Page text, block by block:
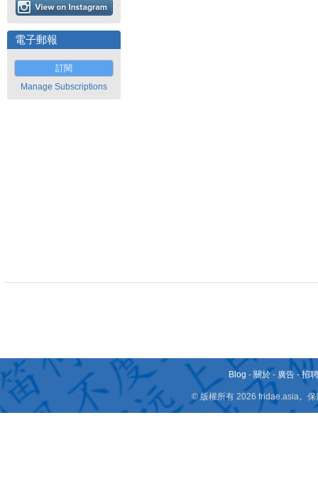
電子郵報
訂閱
Manage Subscriptions
Blog - 關於 - 廣告 -招
© 版權所有 2026 fridae.asia。